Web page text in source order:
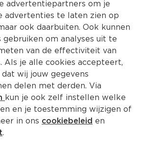
Lycra 20D sand
advertentiepartners om je
advertenties te laten zien op
ook daarbuiten. Ook kunnen
gebruiken om analyses uit te
van de effectiviteit van
Als je alle cookies accepteert,
wij jouw gegevens
delen met derden. Via
kun je ook zelf instellen welke
en je toestemming wijzigen of
in ons cookiebeleid en
.